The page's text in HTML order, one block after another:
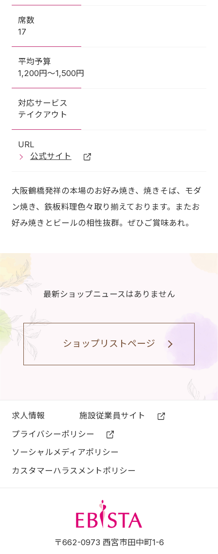
席数
17
平均予算
1,200円～1,500円
対応サービス
テイクアウト
URL
公式サイト
大阪鶴橋発祥の本場のお好み焼き、焼きそば、モダ
ン焼き、鉄板料理色々取り揃えております。またお
好み焼きとビールの相性抜群。ぜひご賞味あれ。
最新ショップニュースはありません
ショップリストページ
求⼈情報
施設従業員サイト
プライバシーポリシー
ソーシャルメディアポリシー
カスタマーハラスメントポリシー
〒662-0973 西宮市田中町1-6